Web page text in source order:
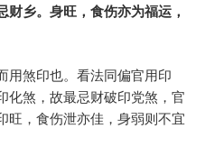
乡。身旺，食伤亦为福运，
用煞印也。看法同偏官用印
化煞，故最忌财破印党煞，官
旺，食伤泄亦佳，身弱则不宜